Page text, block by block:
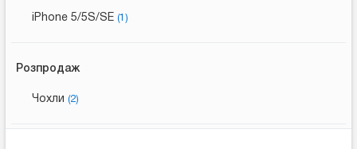
iPhone 5/5S/SE (1)
Розпродаж
Чохли (2)